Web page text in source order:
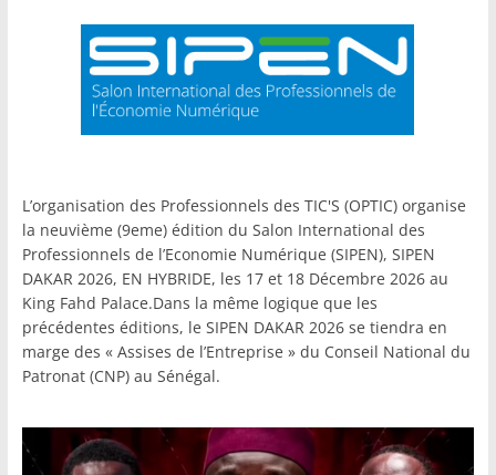
L’organisation des Professionnels des TIC'S (OPTIC) organise
la neuvième (9eme) édition du Salon International des
Professionnels de l’Economie Numérique (SIPEN), SIPEN
DAKAR 2026, EN HYBRIDE, les 17 et 18 Décembre 2026 au
King Fahd Palace.Dans la même logique que les
précédentes éditions, le SIPEN DAKAR 2026 se tiendra en
marge des « Assises de l’Entreprise » du Conseil National du
Patronat (CNP) au Sénégal.